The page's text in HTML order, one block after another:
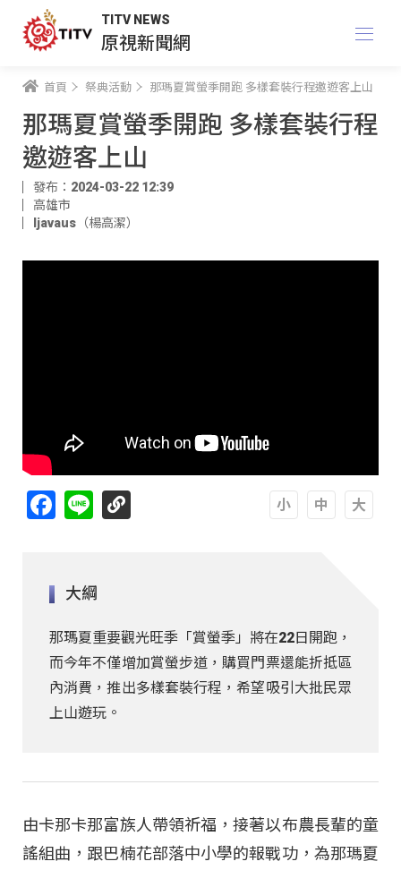
TITV NEWS
原視新聞網
首頁 祭典活動 那瑪夏賞螢季開跑 多樣套裝行程邀遊客上山
那瑪夏賞螢季開跑 多樣套裝行程
邀遊客上山
發布：2024-03-22 12:39
高雄市
ljavaus（楊高潔）
Facebook
Line
大綱
那瑪夏重要觀光旺季「賞螢季」將在22日開跑，
而今年不僅增加賞螢步道，購買門票還能折抵區
內消費，推出多樣套裝行程，希望吸引大批民眾
上山遊玩。
由卡那卡那富族人帶領祈福，接著以布農長輩的童
謠組曲，跟巴楠花部落中小學的報戰功，為那瑪夏